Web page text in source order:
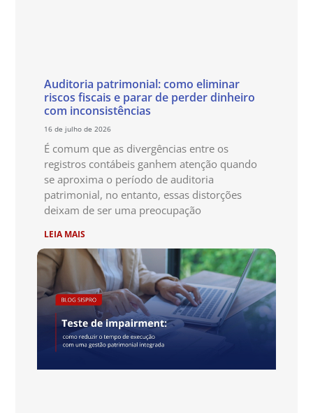
Auditoria patrimonial: como eliminar
riscos fiscais e parar de perder dinheiro
com inconsistências
16 de julho de 2026
É comum que as divergências entre os
registros contábeis ganhem atenção quando
se aproxima o período de auditoria
patrimonial, no entanto, essas distorções
deixam de ser uma preocupação
LEIA MAIS